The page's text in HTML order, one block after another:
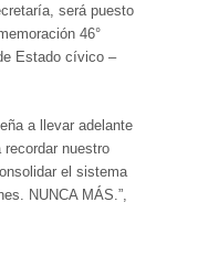
será puesto
46°
Estado cívico –
a llevar adelante
recordar nuestro
el sistema
NUNCA MÁS.”,